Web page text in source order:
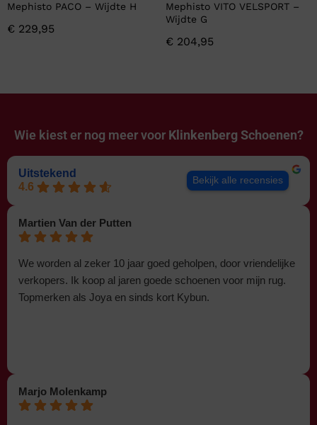
Mephisto PACO – Wijdte H
€ 229,95
Mephisto VITO VELSPORT –
Wijdte G
€ 204,95
Wie kiest er nog meer voor Klinkenberg Schoenen?
Uitstekend
4.6
Bekijk alle recensies
Martien Van der Putten
We worden al zeker 10 jaar goed geholpen, door vriendelijke
verkopers. Ik koop al jaren goede schoenen voor mijn rug.
Topmerken als Joya en sinds kort Kybun.
Marjo Molenkamp